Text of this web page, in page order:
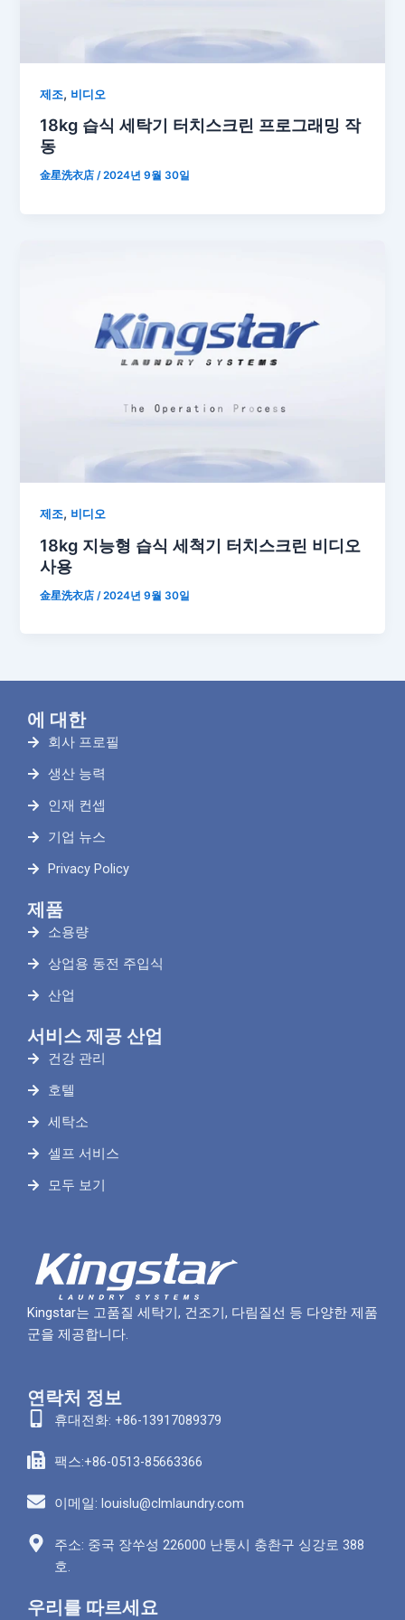
제조, 비디오
18kg 습식 세탁기 터치스크린 프로그래밍 작
동
金星洗衣店/2024년 9월 30일
제조, 비디오
18kg 지능형 습식 세척기 터치스크린 비디오
사용
金星洗衣店 /2024년 9월 30일
에 대한
회사 프로필
생산 능력
인재 컨셉
기업 뉴스
Privacy Policy
제품
소용량
상업용 동전 주입식
산업
서비스 제공 산업
건강 관리
호텔
세탁소
셀프 서비스
모두 보기
Kingstar는 고품질 세탁기, 건조기, 다림질선 등 다양한 제품
군을 제공합니다.
연락처 정보
휴대전화: +86-13917089379
팩스:+86-0513-85663366
이메일: louislu@clmlaundry.com
주소: 중국 장쑤성 226000 난퉁시 충촨구 싱강로 388
호.
우리를 따르세요